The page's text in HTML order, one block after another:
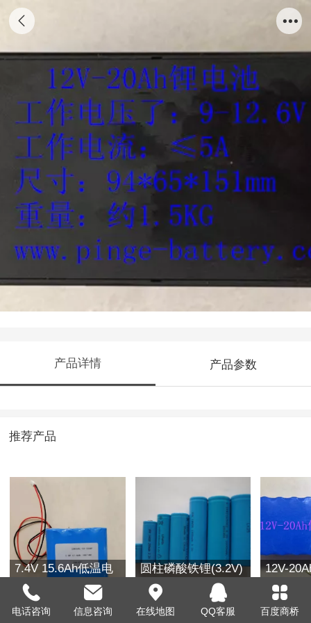
12V-20Ah电池组
产品详情 产品参数
推荐产品
7.4V 15.6Ah低温电
池组
圆柱磷酸铁锂(3.2V)
规格表
12V-
电话咨询 信息咨询 在线地图 QQ客服 百度商桥